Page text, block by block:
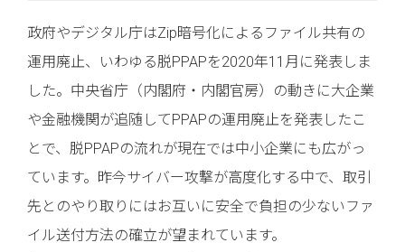
政府やデジタル庁はZip暗号化によるファイル共有の
運用廃止、いわゆる脱PPAPを2020年11月に発表しま
した。中央省庁（内閣府・内閣官房）の動きに大企業
や金融機関が追随してPPAPの運用廃止を発表したこ
とで、脱PPAPの流れが現在では中小企業にも広がっ
ています。昨今サイバー攻撃が高度化する中で、取引
先とのやり取りにはお互いに安全で負担の少ないファ
イル送付方法の確立が望まれています。